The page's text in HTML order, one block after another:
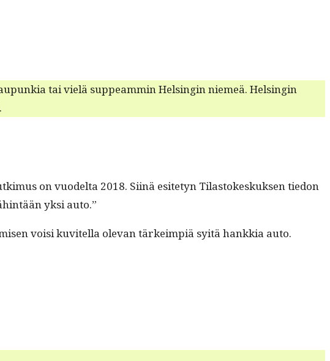
tai vielä sup­peam­min Helsin­gin niemeä. Helsin­gin
on vuodelta 2018. Siinä esite­tyn Tilas­tokeskuk­sen tiedon
yksi auto.”
voisi kuvitel­la ole­van tärkeimpiä syitä han­kkia auto.